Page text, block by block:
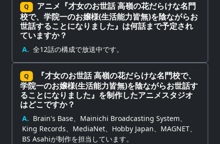
Q
アニメ『才女のお世話 高嶺の花だらけな名門
校で、学院一のお嬢様(生活能力皆無)を陰ながらお
世話することになりました』は何話まで予定され
ていますか？
A. 全12話の構成で放送中です。
Q
『才女のお世話 高嶺の花だらけな名門校で、
学院一のお嬢様(生活能力皆無)を陰ながらお世話す
ることになりました』を制作したアニメスタジオ
はどこですか？
A. Brain's Base、Mainichi Broadcasting System、
King Records、MediaNet、Hobby Japan、MAGNET、
BS Asahiが制作を担当しています。